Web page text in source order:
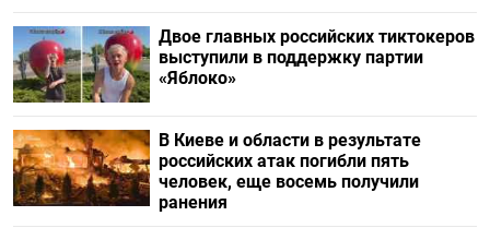
Двое главных российских тиктокеров
выступили в поддержку партии
«Яблоко»
В Киеве и области в результате
российских атак погибли пять
человек, еще восемь получили
ранения